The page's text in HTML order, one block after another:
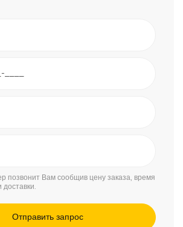
позвонит Вам сообщив цену заказа, время
доставки.